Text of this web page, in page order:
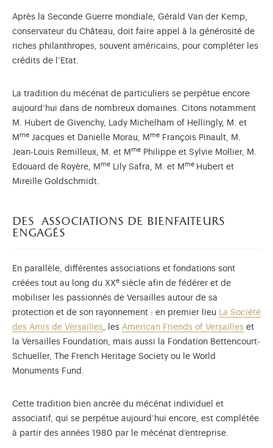
Après la Seconde Guerre mondiale, Gérald Van der Kemp,
conservateur du Château, doit faire appel à la générosité de
riches philanthropes, souvent américains, pour compléter les
crédits de l’Etat.
La tradition du mécénat de particuliers se perpétue encore
aujourd’hui dans de nombreux domaines. Citons notamment
M. Hubert de Givenchy, Lady Michelham of Hellingly, M. et
M me Jacques et Danielle Morau, M me François Pinault, M.
Jean-Louis Remilleux, M. et M me Philippe et Sylvie Mollier, M.
Edouard de Royère, M me Lily Safra, M. et M me Hubert et
Mireille Goldschmidt.
des associations de bienfaiteurs
engagés
En parallèle, différentes associations et fondations sont
créées tout au long du XXe siècle afin de fédérer et de
mobiliser les passionnés de Versailles autour de sa
protection et de son rayonnement : en premier lieu La Société
des Amis de Versailles, les American Friends of Versailles et
la Versailles Foundation, mais aussi la Fondation Bettencourt-
Schueller, The French Heritage Society ou le World
Monuments Fund.
Cette tradition bien ancrée du mécénat individuel et
associatif, qui se perpétue aujourd’hui encore, est complétée
à partir des années 1980 par le mécénat d’entreprise.